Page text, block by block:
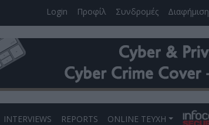
Login Προφίλ Συνδρομές Διαφήμιση
INTERVIEWS REPORTS ONLINE ΤΕΥΧΗ